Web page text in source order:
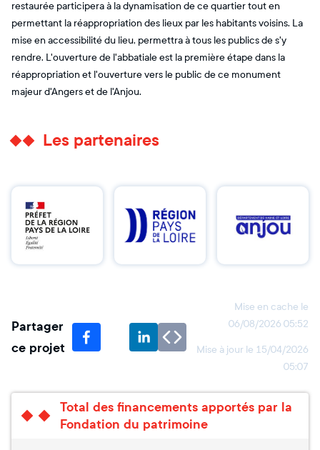
restaurée participera à la dynamisation de ce quartier tout en
permettant la réappropriation des lieux par les habitants voisins. La
mise en accessibilité du lieu, permettra à tous les publics de s'y
rendre. L'ouverture de l'abbatiale est la première étape dans la
réappropriation et l'ouverture vers le public de ce monument
majeur d'Angers et de l'Anjou.
Les partenaires
Partager
ce projet
Mise en cache le
06/08/2026 05:52
Mise à jour le 15/04/2026
05:07
Total des financements apportés par la
Fondation du patrimoine